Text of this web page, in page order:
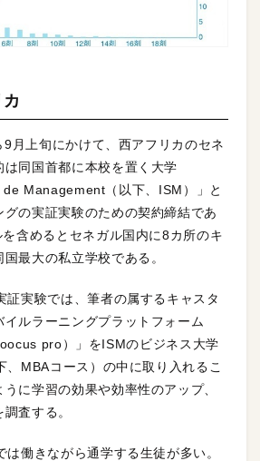
月上旬にかけて、西アフリカのセネ
は同国首都に本校を置く大学
Management（以下、ISM）」と
の実証実験のための契約締結であ
含めるとセネガル国内に8カ所のキ
最大の私立学校である。
証実験では、筆者の属するキャスタ
イルラーニングプラットフォーム
pro）」をISMのビジネス大学
、MBAコース）の中に取り入れるこ
に学習の効果や効率性のアップ、
査する。
は働きながら通学する生徒が多い。